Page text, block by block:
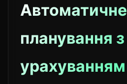
Автоматичне
планування з
урахуванням